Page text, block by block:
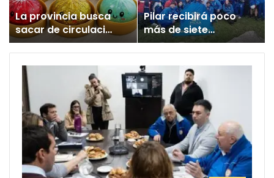
La provincia busca
sacar de circulación
un juguete
«altamente tóxico»
Pilar recibirá poco
más de siete
millones para los
Juegos
Bonaerenses